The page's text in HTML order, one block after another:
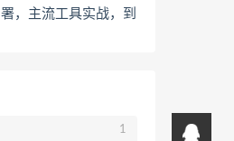
署，主流工具实战，到
1